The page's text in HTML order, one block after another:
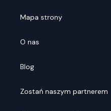
Mapa strony
O nas
Blog
Zostań naszym partnerem